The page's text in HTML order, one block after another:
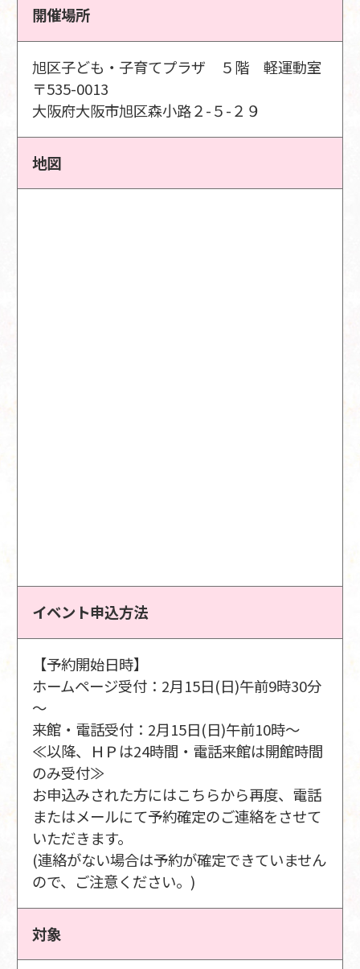
開催場所
旭区子ども・子育てプラザ ５階 軽運動室
〒535-0013
大阪府大阪市旭区森小路２-５-２９
地図
イベント申込方法
【予約開始日時】
ホームページ受付：2月15日(日)午前9時30分
～
来館・電話受付：2月15日(日)午前10時～
≪以降、ＨＰは24時間・電話来館は開館時間
のみ受付≫
お申込みされた方にはこちらから再度、電話
またはメールにて予約確定のご連絡をさせて
いただきます。
(連絡がない場合は予約が確定できていません
ので、ご注意ください。)
対象